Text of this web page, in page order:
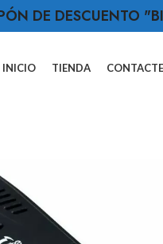
INICIO TIENDA
DE DESCUENTO